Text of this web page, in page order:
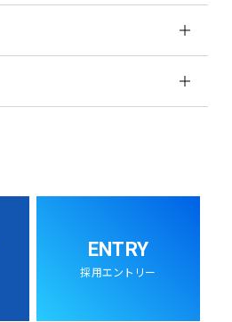
ENTRY
採用エントリー